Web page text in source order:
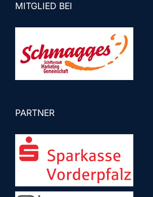
MITGLIED BEI
PARTNER